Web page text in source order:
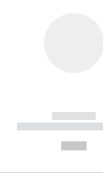
------------
----------- -----------